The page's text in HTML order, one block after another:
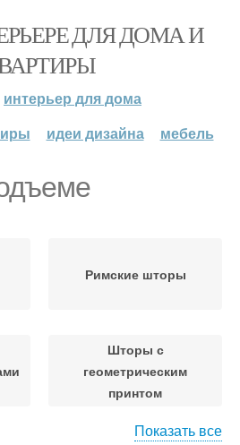
ДЛЯ ДОМА И
интерьер для дома
идеи дизайна мебель
Римские шторы
Шторы с
геометрическим
принтом
Показать все